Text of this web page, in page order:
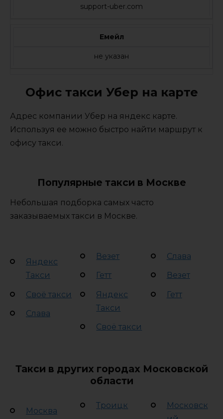
support-uber.com
Емейл
не указан
Офис такси Убер на карте
Адрес компании Убер на яндекс карте.
Используя ее можно быстро найти маршрут к
офису такси.
Популярные такси в Москве
Небольшая подборка самых часто
заказываемых такси в Москве.
Яндекс
Такси
Своё такси
Слава
Везет
Гетт
Яндекс
Такси
Своё такси
Слава
Везет
Гетт
Такси в других городах Московской
области
Москва
Троицк
Московск